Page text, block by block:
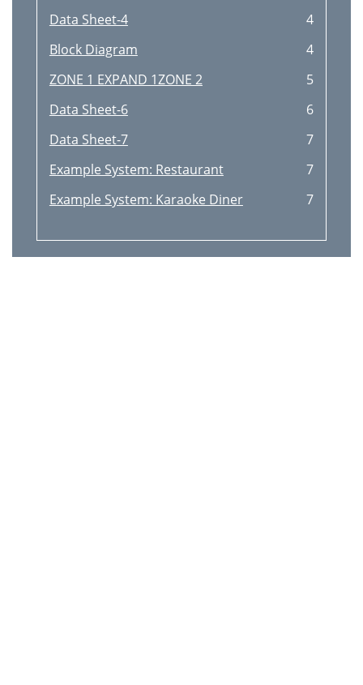
Data Sheet-4
4
Block Diagram
4
ZONE 1 EXPAND 1ZONE 2
5
Data Sheet-6
6
Data Sheet-7
7
Example System: Restaurant
7
Example System: Karaoke Diner
7